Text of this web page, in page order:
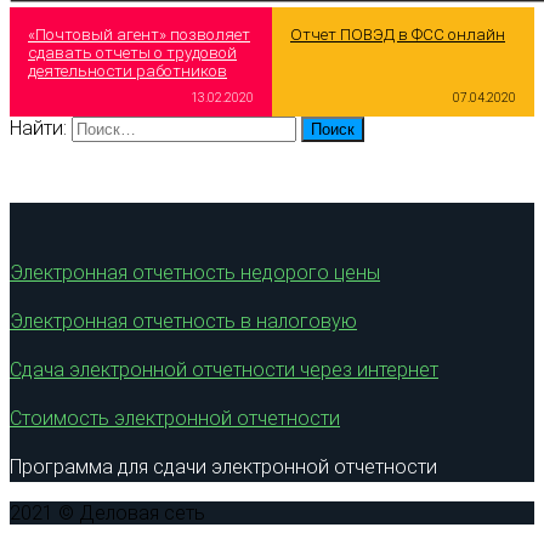
«Почтовый агент» позволяет
сдавать отчеты о трудовой
деятельности работников
13.02.2020
Отчет ПОВЭД в ФСС онлайн
07.04.2020
Найти:
Электронная отчетность недорого цены
Электронная отчетность в налоговую
Сдача электронной отчетности через интернет
Стоимость электронной отчетности
Программа для сдачи электронной отчетности
2021 © Деловая сеть